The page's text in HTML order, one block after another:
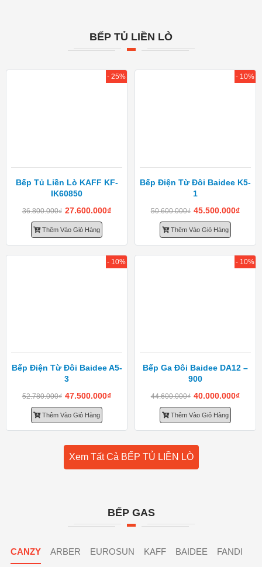
BẾP TỦ LIỀN LÒ
Bếp Tủ Liền Lò KAFF KF-
IK60850
36.800.000₫ 27.600.000₫
Thêm Vào Giỏ Hàng
- 25%
Bếp Điện Từ Đôi Baidee K5-
1
50.600.000₫ 45.500.000₫
Thêm Vào Giỏ Hàng
- 10%
Bếp Điện Từ Đôi Baidee A5-
3
52.780.000₫ 47.500.000₫
Thêm Vào Giỏ Hàng
- 10%
Bếp Ga Đôi Baidee DA12 –
900
44.600.000₫ 40.000.000₫
Thêm Vào Giỏ Hàng
- 10%
Xem Tất Cả BẾP TỦ LIỀN LÒ
BẾP GAS
CANZY ARBER EUROSUN KAFF BAIDEE FANDI